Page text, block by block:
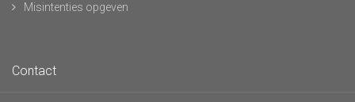
Misintenties opgeven
Contact